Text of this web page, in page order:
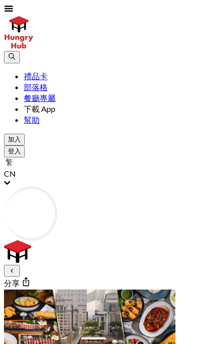
禮品卡
部落格
餐廳專屬
下載 App
幫助
加入
登入
CN
分享